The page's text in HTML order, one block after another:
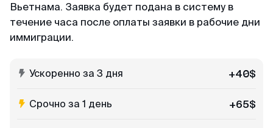
Вьетнама. Заявка будет подана в систему в
течение часа после оплаты заявки в рабочие дни
иммиграции.
Ускоренно за 3 дня +40$
Срочно за 1 день +65$